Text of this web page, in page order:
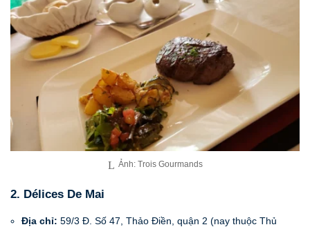
Ảnh: Trois Gourmands
2. Délices De Mai
Địa chỉ: 59/3 Đ. Số 47, Thảo Điền, quận 2 (nay thuộc Thủ